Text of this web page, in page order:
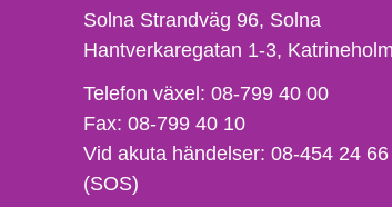
Solna Strandväg 96, Solna
Hantverkaregatan 1-3 Katrineholm
Telefon,
fax
och
e-
Telefon växel:08-799 40 00
Fax:08-799 40 10
Vid akuta händelser:08-454 24 66
(SOS)